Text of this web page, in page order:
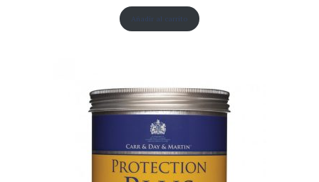
Añadir al carrito